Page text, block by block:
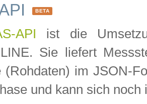
BETA
API ist die
Sie liefert
(Rohdaten) im JSON-
und kann sich noch